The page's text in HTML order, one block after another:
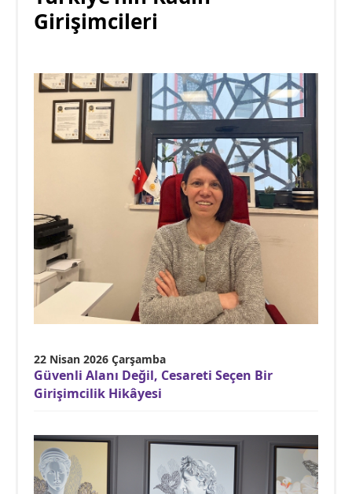
Girişimcileri
22 Nisan 2026 Çarşamba
Güvenli Alanı Değil, Cesareti Seçen Bir
Girişimcilik Hikâyesi